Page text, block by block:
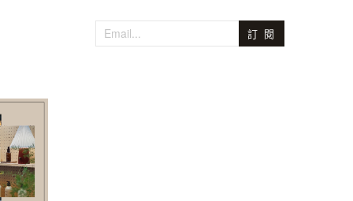
訂 閱